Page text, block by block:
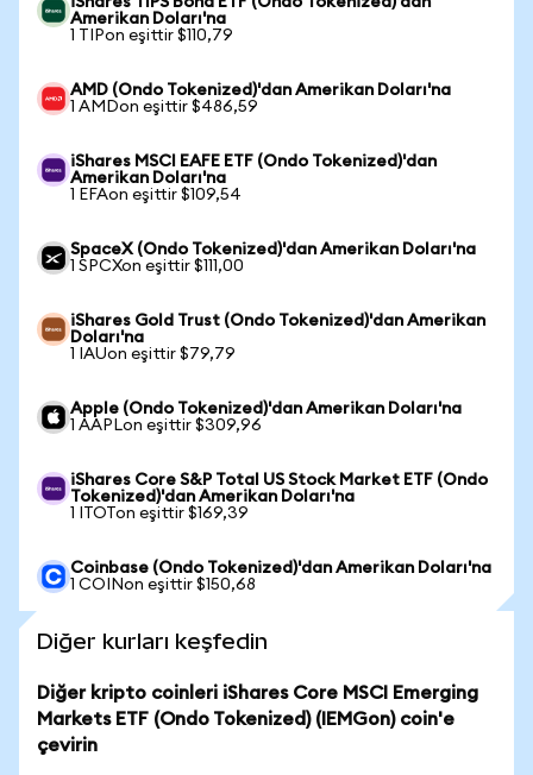
Amerikan Doları'na
1 TIPon eşittir $110,79
AMD (Ondo Tokenized)'dan Amerikan Doları'na
1 AMDon eşittir $486,59
iShares MSCI EAFE ETF (Ondo Tokenized)'dan
Amerikan Doları'na
1 EFAon eşittir $109,54
SpaceX (Ondo Tokenized)'dan Amerikan Doları'na
1 SPCXon eşittir $111,00
iShares Gold Trust (Ondo Tokenized)'dan Amerikan
Doları'na
1 IAUon eşittir $79,79
Apple (Ondo Tokenized)'dan Amerikan Doları'na
1 AAPLon eşittir $309,96
iShares Core S&P Total US Stock Market ETF (Ondo
Tokenized)'dan Amerikan Doları'na
1 ITOTon eşittir $169,39
Coinbase (Ondo Tokenized)'dan Amerikan Doları'na
1 COINon eşittir $150,68
Diğer kurları keşfedin
Diğer kripto coinleri iShares Core MSCI Emerging
Markets ETF (Ondo Tokenized) (IEMGon) coin'e
çevirin